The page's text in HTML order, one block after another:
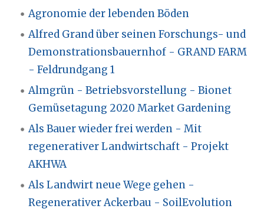
Agronomie der lebenden Böden
Alfred Grand über seinen Forschungs- und
Demonstrationsbauernhof - GRAND FARM
- Feldrundgang 1
Almgrün - Betriebsvorstellung - Bionet
Gemüsetagung 2020 Market Gardening
Als Bauer wieder frei werden - Mit
regenerativer Landwirtschaft - Projekt
AKHWA
Als Landwirt neue Wege gehen -
Regenerativer Ackerbau - SoilEvolution